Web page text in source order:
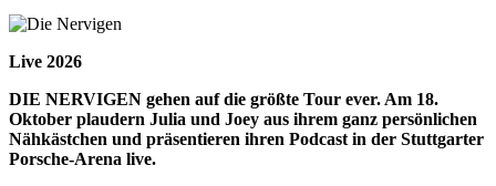
Live 2026
DIE NERVIGEN gehen auf die größte Tour ever. Am 18.
Oktober plaudern Julia und Joey aus ihrem ganz persönlichen
Nähkästchen und präsentieren ihren Podcast in der Stuttgarter
Porsche-Arena live.